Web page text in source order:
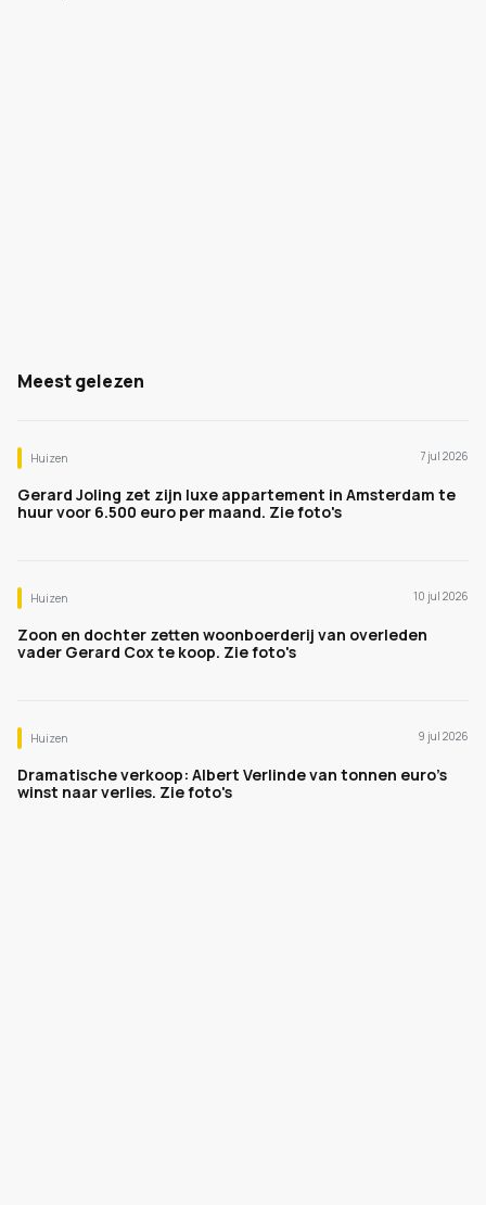
Meest gelezen
Huizen 7 jul 2026
Gerard Joling zet zijn luxe appartement in Amsterdam te
huur voor 6.500 euro per maand. Zie foto's
Huizen 10 jul 2026
Zoon en dochter zetten woonboerderij van overleden
vader Gerard Cox te koop. Zie foto's
Huizen 9 jul 2026
Dramatische verkoop: Albert Verlinde van tonnen euro's
winst naar verlies. Zie foto's